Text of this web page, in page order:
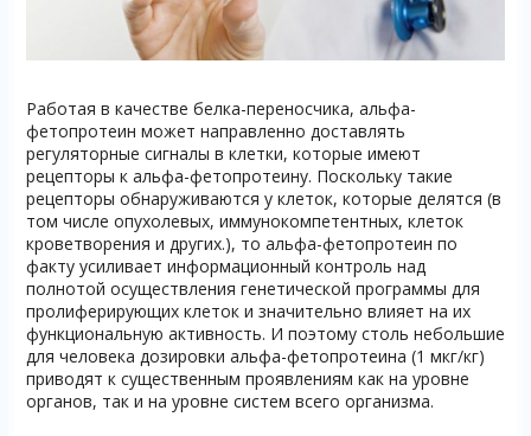
Работая в качестве белка-переносчика, альфа-
фетопротеин может направленно доставлять
регуляторные сигналы в клетки, которые имеют
рецепторы к альфа-фетопротеину. Поскольку такие
рецепторы обнаруживаются у клеток, которые делятся (в
том числе опухолевых, иммунокомпетентных, клеток
кроветворения и других.), то альфа-фетопротеин по
факту усиливает информационный контроль над
полнотой осуществления генетической программы для
пролиферирующих клеток и значительно влияет на их
функциональную активность. И поэтому столь небольшие
для человека дозировки альфа-фетопротеина (1 мкг/кг)
приводят к существенным проявлениям как на уровне
органов, так и на уровне систем всего организма.